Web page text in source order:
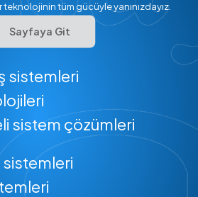
teknolojinin tüm gücüyle yanınızdayız.
Sayfaya Git
sistemleri
sistem çözümleri
sistemleri